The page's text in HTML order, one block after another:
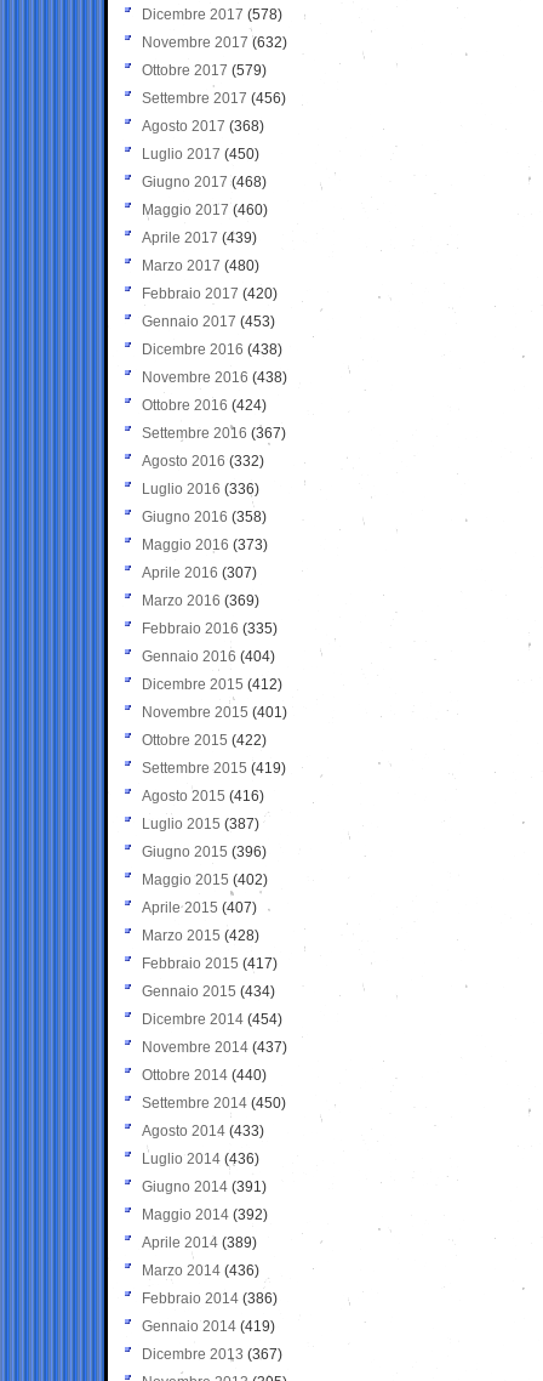
Dicembre 2017 (578)
Novembre 2017 (632)
Ottobre 2017 (579)
Settembre 2017 (456)
Agosto 2017 (368)
Luglio 2017 (450)
Giugno 2017 (468)
Maggio 2017 (460)
Aprile 2017 (439)
Marzo 2017 (480)
Febbraio 2017 (420)
Gennaio 2017 (453)
Dicembre 2016 (438)
Novembre 2016 (438)
Ottobre 2016 (424)
Settembre 2016 (367)
Agosto 2016 (332)
Luglio 2016 (336)
Giugno 2016 (358)
Maggio 2016 (373)
Aprile 2016 (307)
Marzo 2016 (369)
Febbraio 2016 (335)
Gennaio 2016 (404)
Dicembre 2015 (412)
Novembre 2015 (401)
Ottobre 2015 (422)
Settembre 2015 (419)
Agosto 2015 (416)
Luglio 2015 (387)
Giugno 2015 (396)
Maggio 2015 (402)
Aprile 2015 (407)
Marzo 2015 (428)
Febbraio 2015 (417)
Gennaio 2015 (434)
Dicembre 2014 (454)
Novembre 2014 (437)
Ottobre 2014 (440)
Settembre 2014 (450)
Agosto 2014 (433)
Luglio 2014 (436)
Giugno 2014 (391)
Maggio 2014 (392)
Aprile 2014 (389)
Marzo 2014 (436)
Febbraio 2014 (386)
Gennaio 2014 (419)
Dicembre 2013 (367)